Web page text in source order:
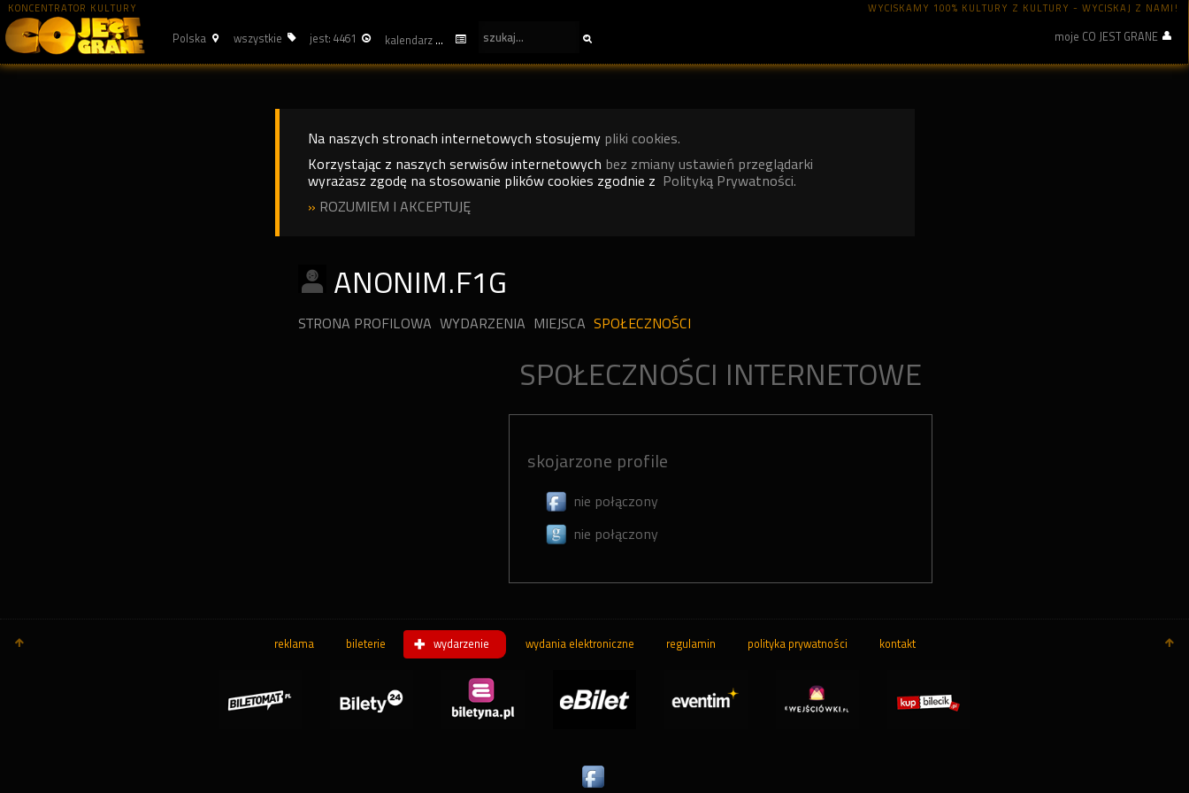
KONCENTRATOR KULTURY WYCISKAMY 100% KULTURY Z KULTURY - WYCISKAJ Z NAMI!
Polska wszystkie jest: 4461 kalendarz moje CO JEST GRANE
Na naszych stronach internetowych stosujemy pliki cookies.
Korzystając z naszych serwisów internetowych bez zmiany ustawień przeglądarki
wyrażasz zgodę na stosowanie plików cookies zgodnie z Polityką Prywatności.
» ROZUMIEM I AKCEPTUJĘ
ANONIM.F1G
STRONA PROFILOWA WYDARZENIA MIEJSCA SPOŁECZNOŚCI
SPOŁECZNOŚCI INTERNETOWE
skojarzone profile
nie połączony
nie połączony
reklama bileterie wydarzenie wydania elektroniczne regulamin polityka prywatności kontakt